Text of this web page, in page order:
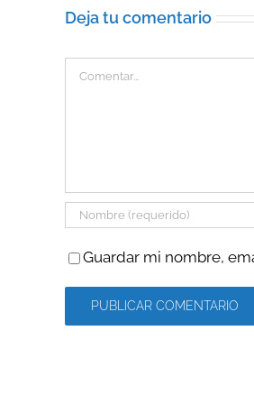
Deja tu comentario
Comentar
Guardar mi nombre,